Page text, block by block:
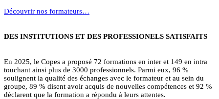
Découvrir nos formateurs…
DES INSTITUTIONS ET DES PROFESSIONELS SATISFAITS
En 2025, le Copes a proposé 72 formations en inter et 149 en intra
touchant ainsi plus de 3000 professionnels. Parmi eux, 96 %
soulignent la qualité des échanges avec le formateur et au sein du
groupe, 89 % disent avoir acquis de nouvelles compétences et 92 %
déclarent que la formation a répondu à leurs attentes.